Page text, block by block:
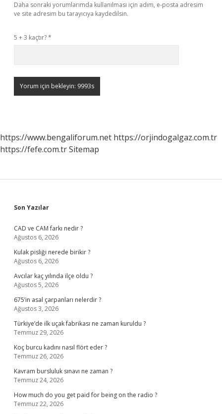
Daha sonraki yorumlarımda kullanılması için adım, e-posta adresim
ve site adresim bu tarayıcıya kaydedilsin.
5 + 3 kaçtır?*
https://www.bengaliforum.net https://orjindogalgaz.com.tr
https://fefe.com.trSitemap
Sidebar
Son Yazılar
CAD ve CAM farkı nedir ?
Ağustos 6, 2026
Kulak pisliği nerede birikir ?
Ağustos 6, 2026
Avcılar kaç yılında ilçe oldu ?
Ağustos 5, 2026
675’in asal çarpanları nelerdir ?
Ağustos 3, 2026
Türkiye’de ilk uçak fabrikası ne zaman kuruldu ?
Temmuz 29, 2026
Koç burcu kadını nasıl flört eder ?
Temmuz 26, 2026
Kavram bursluluk sınavı ne zaman ?
Temmuz 24, 2026
How much do you get paid for being on the radio ?
Temmuz 22, 2026